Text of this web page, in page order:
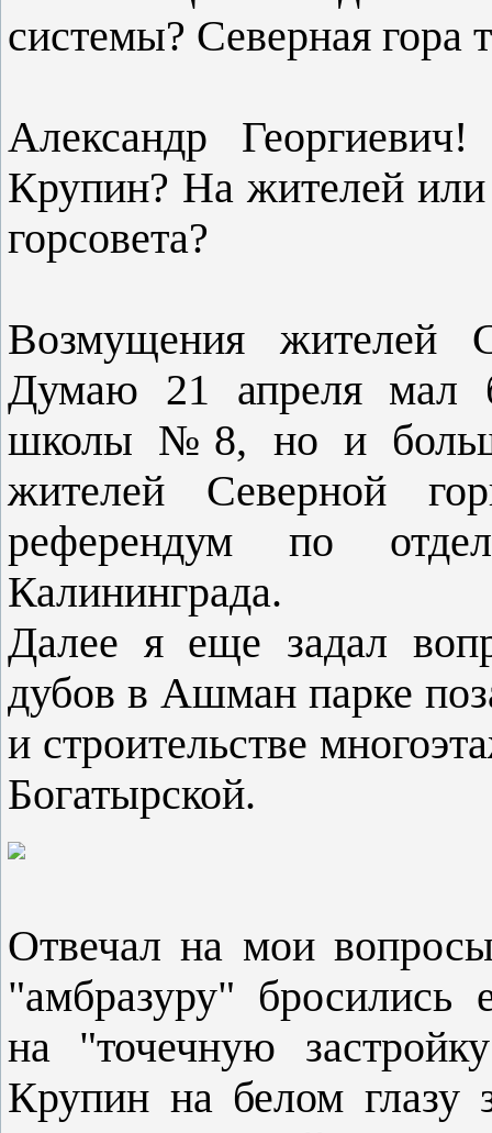
системы? Северная гора
Александр
Крупин? На жителей или
горсовета?
Возмущения жителей
Думаю 21 апреля мал
школы №8, но и
жителей Северной
референдум по
Калининграда.
Далее я еще задал
дубов в Ашман парке
и строительстве
Богатырской.
Отвечал на мои
"амбразуру" бросились
на "точечную
Крупин на белом глазу